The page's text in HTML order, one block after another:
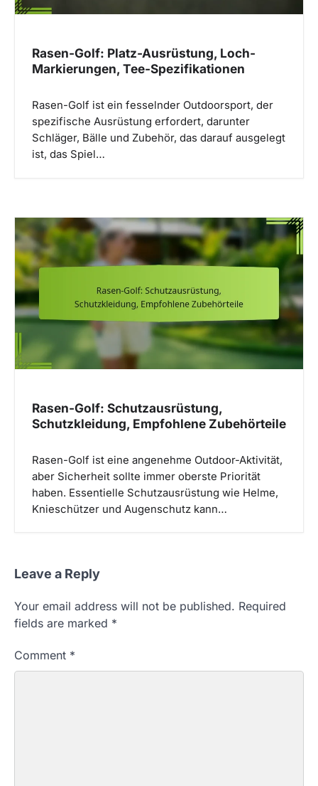
Rasen-Golf: Platz-Ausrüstung, Loch-
Markierungen, Tee-Spezifikationen
Rasen-Golf ist ein fesselnder Outdoorsport, der
spezifische Ausrüstung erfordert, darunter
Schläger, Bälle und Zubehör, das darauf ausgelegt
ist, das Spiel…
Rasen-Golf: Schutzausrüstung,
Schutzkleidung, Empfohlene Zubehörteile
Rasen-Golf ist eine angenehme Outdoor-Aktivität,
aber Sicherheit sollte immer oberste Priorität
haben. Essentielle Schutzausrüstung wie Helme,
Knieschützer und Augenschutz kann…
Leave a Reply
Your email address will not be published. Required
fields are marked *
Comment *